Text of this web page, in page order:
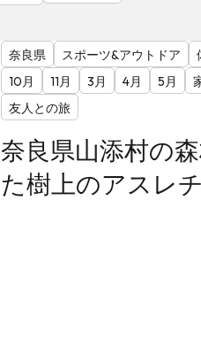
奈良県 スポーツ&アウトドア
10月
11月 3月 4月 5月
友人との旅
奈良県山添村の
た樹上のアスレ